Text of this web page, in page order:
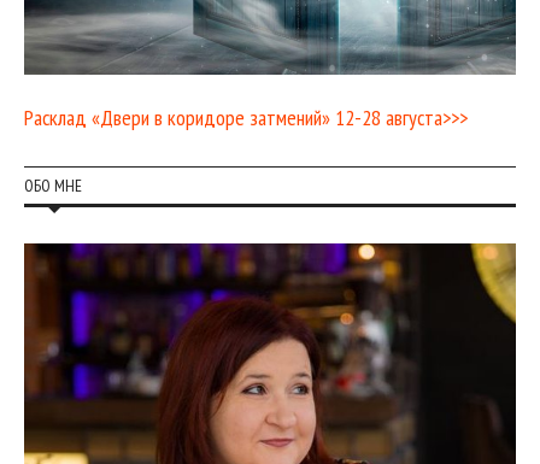
Расклад «Двери в коридоре затмений» 12-28 августа>>>
ОБО МНЕ